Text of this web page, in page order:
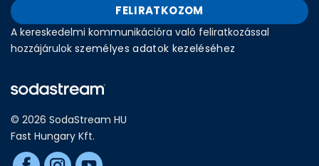
FELIRATKOZOM
A kereskedelmi kommunikációra való feliratkozással
hozzájárulok személyes adatok kezeléséhez
© 2026 SodaStream HU
Fast Hungary Kft.